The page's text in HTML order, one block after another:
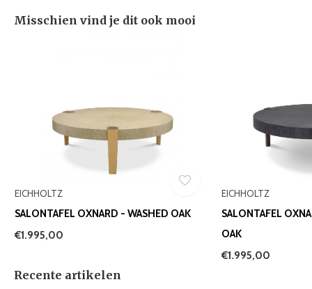
Misschien vind je dit ook mooi
EICHHOLTZ
SALONTAFEL OXNARD - WASHED OAK
€1.995,00
EICHHOLTZ
SALONTAFEL
OAK
€1.995,00
Recente artikelen